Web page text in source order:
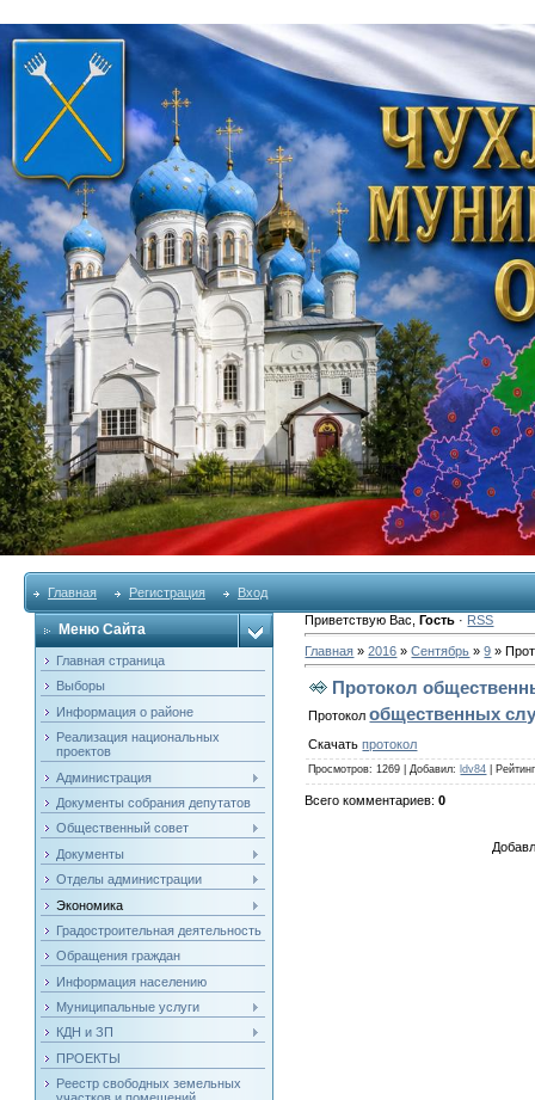
Главная Регистрация Вход
Меню Сайта
Главная страница
Выборы
Информация о районе
Реализация национальных
проектов
Администрация
Документы собрания депутатов
Общественный совет
Документы
Отделы администрации
Экономика
Градостроительная деятельность
Обращения граждан
Информация населению
Муниципальные услуги
КДН и ЗП
ПРОЕКТЫ
Реестр свободных земельных
Приветствую Вас ,Гость · RSS
Главная »2016 » Сентябрь » 9 »
Протокол
Протоколобщественных
Скачатьпротокол
Просмотров: 1269 |Добавил: ldv84 Рейтинг
Всего комментариев:0